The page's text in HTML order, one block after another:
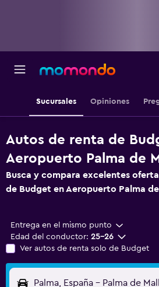
Sucursales Opiniones
Autos de renta de
Aeropuerto Palma de
Busca y compara excelentes
de Budget en Aeropuerto Palma
Entrega en el mismo punto
Edad del conductor: 25-26
Ver autos de renta solo de Budget
Palma, España - Palma de